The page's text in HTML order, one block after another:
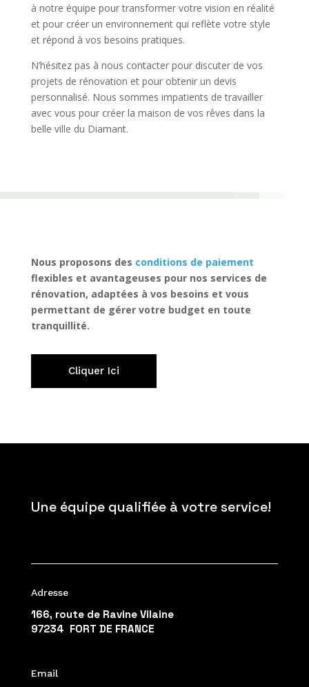
à notre équipe pour transformer votre vision en réalité
et pour créer un environnement qui reflète votre style
et répond à vos besoins pratiques.
N’hésitez pas à nous contacter pour discuter de vos
projets de rénovation et pour obtenir un devis
personnalisé. Nous sommes impatients de travailler
avec vous pour créer la maison de vos rêves dans la
belle ville du Diamant.
Nous proposons des conditions de paiement
flexibles et avantageuses pour nos services de
rénovation, adaptées à vos besoins et vous
permettant de gérer votre budget en toute
tranquillité.
Cliquer Ici
Une équipe qualifiée à votre service!
Adresse
166, route de Ravine Vilaine
97234 FORT DE FRANCE
Email